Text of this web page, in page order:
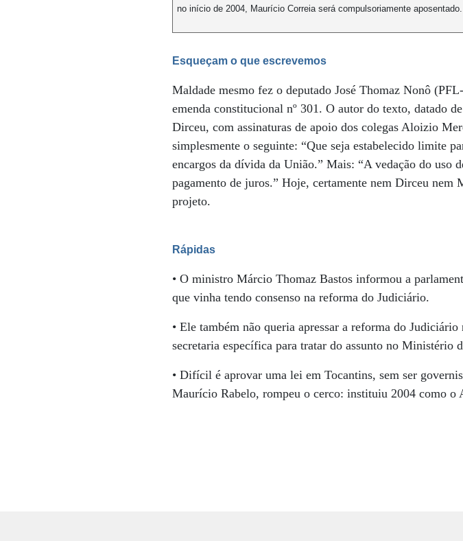
no início de 2004, Maurício Correia será compulsoriamente aposentado.
Esqueçam o que escrevemos
Maldade mesmo fez o deputado José Thomaz Nonô
emenda constitucional nº 301. O autor do texto, datado
Dirceu, com assinaturas de apoio dos colegas Aloizio
simplesmente o seguinte: “Que seja estabelecido limite
encargos da dívida da União.” Mais: “A vedação do uso
pagamento de juros.” Hoje, certamente nem Dirceu nem
projeto.
Rápidas
• O ministro Márcio Thomaz Bastos informou a
que vinha tendo consenso na reforma do Judiciário.
• Ele também não queria apressar a reforma do
secretaria específica para tratar do assunto no Ministério
• Difícil é aprovar uma lei em Tocantins, sem ser
Maurício Rabelo, rompeu o cerco: instituiu 2004 como o